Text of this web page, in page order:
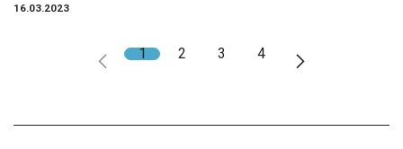
16.03.2023
1 2 3 4